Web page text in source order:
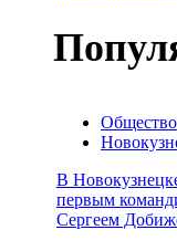
Общество
В
первым
Сергеем